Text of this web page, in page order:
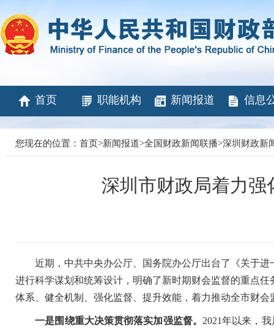
首页 职能机构 新闻报道 信息
您现在的位置： 首页>新闻报道>全国财政新闻联播>深圳财政新
深圳市财政局着力
近期，中共中央办公厅、国务院办公厅出台了《关于进
进行科学谋划和统筹设计，明确了新时期财会监督的重点
体系、健全机制、强化监督、提升效能，着力推动全市财会
一是围绕重大决策贯彻落实加强监督。 2021年以来，